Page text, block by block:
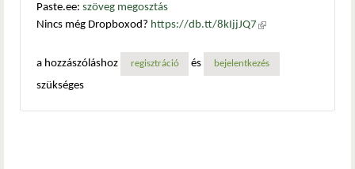
Paste.ee: szöveg megosztás
Nincs még Dropboxod? https://db.tt/8kIjjJQ7 (külső
a hozzászóláshoz
regisztráció és bejelentkezés
szükséges